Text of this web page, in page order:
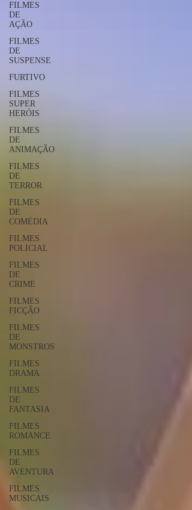
FILMES
DE
AÇÃO
FILMES
DE
SUSPENSE
FURTIVO
FILMES
SUPER
HERÓIS
FILMES
DE
ANIMAÇÃO
FILMES
DE
TERROR
FILMES
DE
COMÉDIA
FILMES
POLICIAL
FILMES
DE
CRIME
FILMES
FICÇÃO
FILMES
DE
MONSTROS
FILMES
DRAMA
FILMES
DE
FANTASIA
FILMES
ROMANCE
FILMES
DE
AVENTURA
FILMES
MUSICAIS